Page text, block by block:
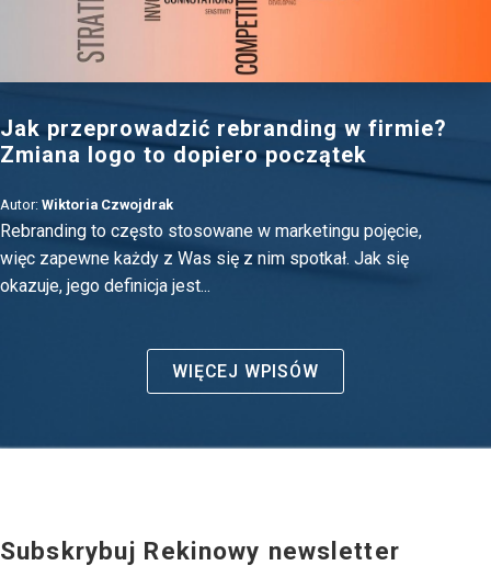
Jak przeprowadzić rebranding w firmie?
Zmiana logo to dopiero początek
Autor: Wiktoria Czwojdrak
Rebranding to często stosowane w marketingu pojęcie,
więc zapewne każdy z Was się z nim spotkał. Jak się
okazuje, jego definicja jest...
WIĘCEJ WPISÓW
Subskrybuj Rekinowy newsletter